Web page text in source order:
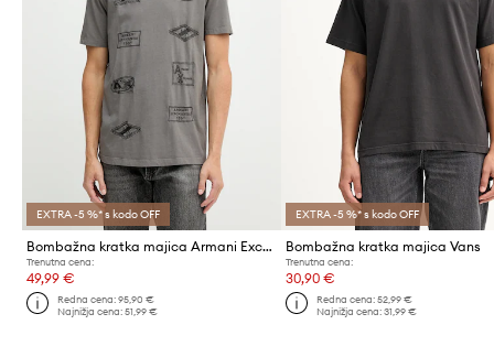
EXTRA -5 %* s kodo OFF
Bombažna kratka majica Armani Exchange
Trenutna cena:
49,99 €
Redna cena:95,90 €
Najnižja cena:51,99 €
EXTRA -5 %* s kodo OFF
Bombažna kratka majica Vans
Trenutna cena:
30,90 €
Redna cena: 52,99 €
Najnižja cena: 31,99 €